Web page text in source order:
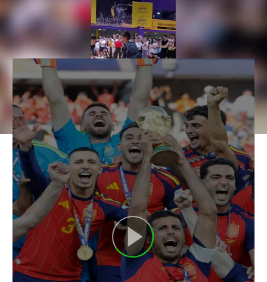
Los mejores memes de la victoria
de España ante Argentina en la
final del Mundial